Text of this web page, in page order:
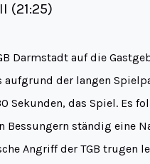
(21:25)
Darmstadt auf die
der langen
Sekunden, das Spiel. Es
Bessungern ständig eine
Angriff der TGB trugen